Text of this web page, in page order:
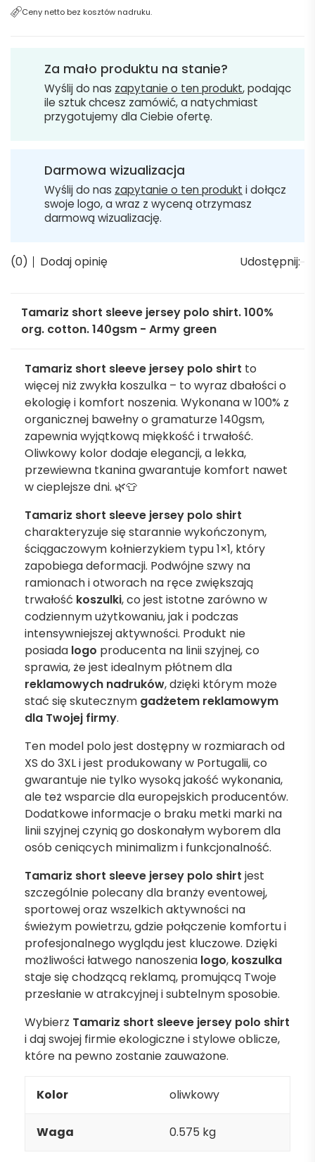
Ceny netto bez kosztów nadruku.
Za mało produktu na stanie?
Wyślij do nas zapytanie o ten produkt, podając
ile sztuk chcesz zamówić, a natychmiast
przygotujemy dla Ciebie ofertę.
Darmowa wizualizacja
Wyślij do nas zapytanie o ten produkt i dołącz
swoje logo, a wraz z wyceną otrzymasz
darmową wizualizację.
(0) Dodaj opinię Udostępnij:
Tamariz short sleeve jersey polo shirt. 100%
org. cotton. 140gsm - Army green
Tamariz short sleeve jersey polo shirt to
więcej niż zwykła koszulka – to wyraz dbałości o
ekologię i komfort noszenia. Wykonana w 100% z
organicznej bawełny o gramaturze 140gsm,
zapewnia wyjątkową miękkość i trwałość.
Oliwkowy kolor dodaje elegancji, a lekka,
przewiewna tkanina gwarantuje komfort nawet
w cieplejsze dni. 🌿👕
Tamariz short sleeve jersey polo shirt
charakteryzuje się starannie wykończonym,
ściągaczowym kołnierzykiem typu 1×1, który
zapobiega deformacji. Podwójne szwy na
ramionach i otworach na ręce zwiększają
trwałość koszulki, co jest istotne zarówno w
codziennym użytkowaniu, jak i podczas
intensywniejszej aktywności. Produkt nie
posiada logo producenta na linii szyjnej, co
sprawia, że jest idealnym płótnem dla
reklamowych nadruków, dzięki którym może
stać się skutecznym gadżetem reklamowym
dla Twojej firmy.
Ten model polo jest dostępny w rozmiarach od
XS do 3XL i jest produkowany w Portugalii, co
gwarantuje nie tylko wysoką jakość wykonania,
ale też wsparcie dla europejskich producentów.
Dodatkowe informacje o braku metki marki na
linii szyjnej czynią go doskonałym wyborem dla
osób ceniących minimalizm i funkcjonalność.
Tamariz short sleeve jersey polo shirt jest
szczególnie polecany dla branży eventowej,
sportowej oraz wszelkich aktywności na
świeżym powietrzu, gdzie połączenie komfortu i
profesjonalnego wyglądu jest kluczowe. Dzięki
możliwości łatwego nanoszenia logo, koszulka
staje się chodzącą reklamą, promującą Twoje
przesłanie w atrakcyjnej i subtelnym sposobie.
Wybierz Tamariz short sleeve jersey polo shirt
i daj swojej firmie ekologiczne i stylowe oblicze,
które na pewno zostanie zauważone.
Kolor oliwkowy
Waga 0.575 kg